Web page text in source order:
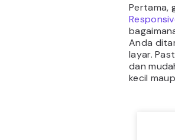
Pertama,
Anda
layar.
dan
kecil